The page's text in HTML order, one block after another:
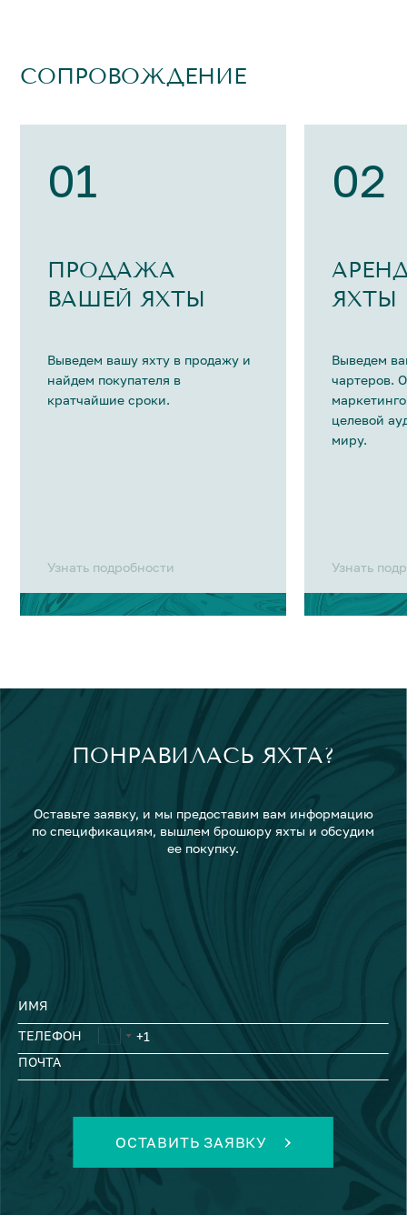
СОПРОВОЖДЕНИЕ
01
ПРОДАЖА
ВАШЕЙ ЯХТЫ
Выведем вашу яхту в продажу и
найдем покупателя в
кратчайшие сроки.
Узнать подробности
02
ЯХТЫ
Выведем
чартеров.
целевой
миру.
Узнать
ПОНРАВИЛАСЬ ЯХТА?
Оставьте заявку, и мы предоставим вам информацию
по спецификациям, вышлем брошюру яхты и обсудим
ее покупку.
ИМЯ
ТЕЛЕФОН
ПОЧТА
ОСТАВИТЬ ЗАЯВКУ